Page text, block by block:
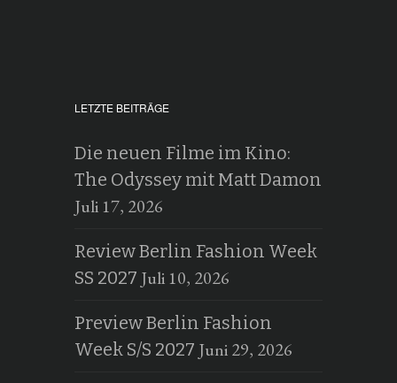
LETZTE BEITRÄGE
Die neuen Filme im Kino:
The Odyssey mit Matt Damon
Juli 17, 2026
Review Berlin Fashion Week
SS 2027 Juli 10, 2026
Preview Berlin Fashion
Week S/S 2027 Juni 29, 2026